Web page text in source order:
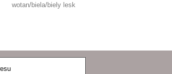
wotan/biela/biely lesk